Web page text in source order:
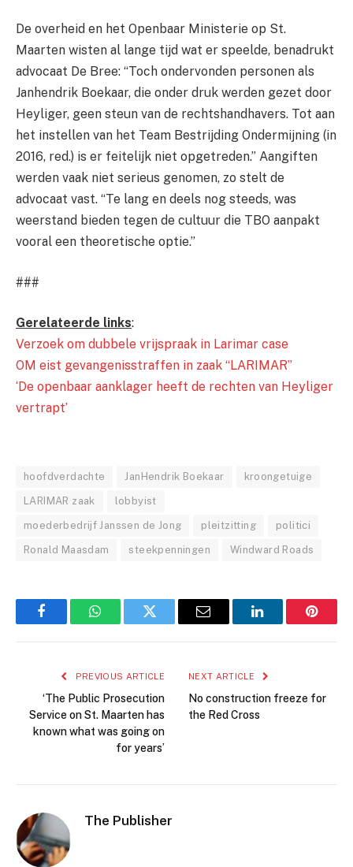
De overheid en het Openbaar Ministerie op St.
Maarten wisten al lange tijd wat er speelde, benadrukt
advocaat De Bree: “Toch ondervonden personen als
Janhendrik Boekaar, die onder druk werden gezet door
Heyliger, geen steun van de rechtshandhavers. Tot aan
het instellen van het Team Bestrijding Ondermijning (in
2016, red.) is er feitelijk niet opgetreden.” Aangiften
werden vaak niet serieus genomen, zo stelt de
advocaat vast. “Te lang en deels nog steeds, was
weerstand bieden tegen de cultuur die TBO aanpakt
vooral een theoretische optie.”
###
Gerelateerde links:
Verzoek om dubbele vrijspraak in Larimar case
OM eist gevangenisstraffen in zaak “LARIMAR”
‘De openbaar aanklager heeft de rechten van Heyliger
vertrapt’
hoofdverdachte JanHendrik Boekaar kroongetuige
LARIMAR zaak lobbyist
moederbedrijf Janssen de Jong pleitzitting politici
Ronald Maasdam steekpenningen Windward Roads
FacebookWhatsAppTwitter Email LinkedIn
PREVIOUS ARTICLE
‘The Public Prosecution
Service on St. Maarten has
known what was going on
for years’
NEXT ARTICLE
No construction freeze for
the Red Cross
The Publisher